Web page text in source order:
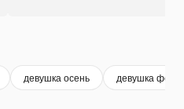
девушка осень девушка фон